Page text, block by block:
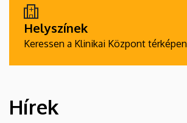
Helyszínek
Keressen a Klinikai Központ térképen
HÍREK
Hírek